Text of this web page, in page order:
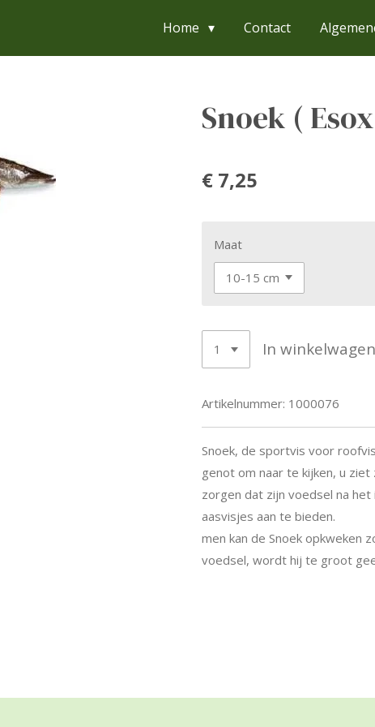
Home Contact
Snoek (
€ 7,25
Maat
In winkelwagen
Artikelnummer: 1000076
Snoek, de sportvis voor
genot om naar te kijken, u
zorgen dat zijn voedsel na
aasvisjes aan te bieden.
men kan de Snoek opkweken
voedsel, wordt hij te groot